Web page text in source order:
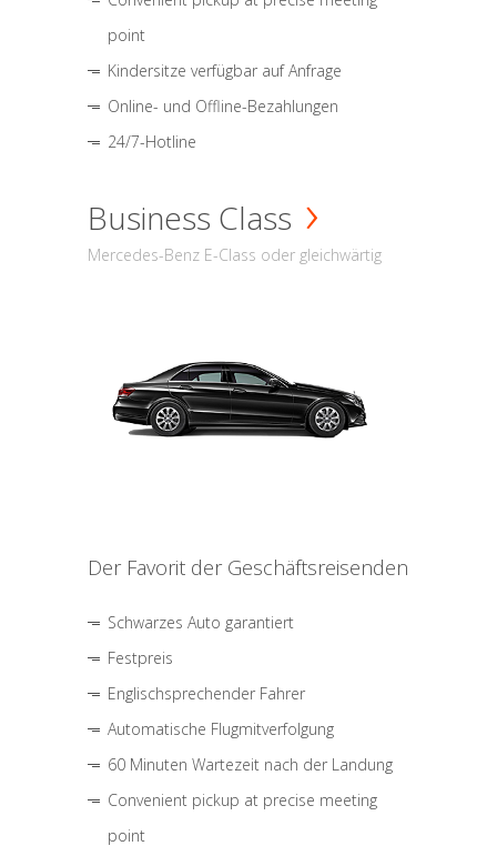
point
Kindersitze verfügbar auf Anfrage
Online- und Offline-Bezahlungen
24/7-Hotline
Business Class
Mercedes-Benz E-Class oder gleichwärtig
Der Favorit der Geschäftsreisenden
Schwarzes Auto garantiert
Festpreis
Englischsprechender Fahrer
Automatische Flugmitverfolgung
60 Minuten Wartezeit nach der Landung
Convenient pickup at precise meeting
point